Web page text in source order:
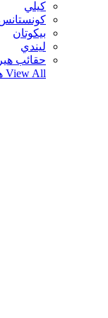
كيلي
بيكوتان
ليندي
حقائب
View All